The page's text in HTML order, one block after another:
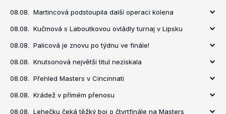
08.08. Martincová podstoupila další operaci kolena
08.08. Kučmová s Laboutkovou ovládly turnaj v Lipsku
08.08. Palicová je znovu po týdnu ve finále!
08.08. Knutsonová největší titul nezískala
08.08. Přehled Masters v Cincinnati
08.08. Krádež v přímém přenosu
08.08. Lehečku čeká těžký boj o čtvrtfinále na Masters